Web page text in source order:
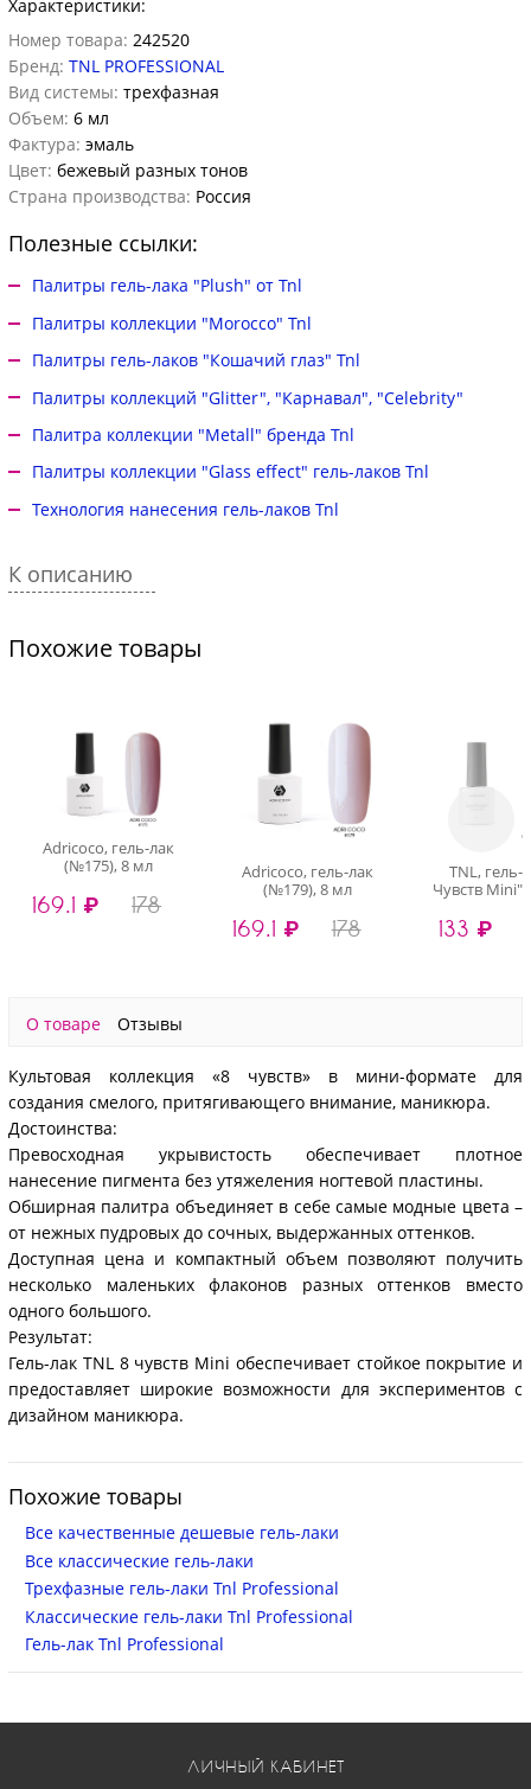
Характеристики:
Номер товара: 242520
Бренд: TNL PROFESSIONAL
Вид системы: трехфазная
Объем: 6 мл
Фактура: эмаль
Цвет: бежевый разных тонов
Страна производства: Россия
Полезные ссылки:
Палитры гель-лака "Plush" от Tnl
Палитры коллекции "Morocco" Tnl
Палитры гель-лаков "Кошачий глаз" Tnl
Палитры коллекций "Glitter", "Карнавал", "Celebrity"
Палитра коллекции "Metall" бренда Tnl
Палитры коллекции "Glass effect" гель-лаков Tnl
Технология нанесения гель-лаков Tnl
К описанию
Похожие товары
Adricoco, гель-лак
(№175), 8 мл
169.1 ₽ 178
Adricoco, гель-лак
(№179), 8 мл
169.1 ₽ 178
TNL, гель-
Чувств Mini"
133 ₽
О товаре Отзывы
Культовая коллекция «8 чувств» в мини-формате для
создания смелого, притягивающего внимание, маникюра.
Достоинства:
Превосходная укрывистость обеспечивает плотное
нанесение пигмента без утяжеления ногтевой пластины.
Обширная палитра объединяет в себе самые модные цвета –
от нежных пудровых до сочных, выдержанных оттенков.
Доступная цена и компактный объем позволяют получить
несколько маленьких флаконов разных оттенков вместо
одного большого.
Результат:
Гель-лак TNL 8 чувств Mini обеспечивает стойкое покрытие и
предоставляет широкие возможности для экспериментов с
дизайном маникюра.
Похожие товары
Все качественные дешевые гель-лаки
Все классические гель-лаки
Трехфазные гель-лаки Tnl Professional
Классические гель-лаки Tnl Professional
Гель-лак Tnl Professional
ЛИЧНЫЙ КАБИНЕТ